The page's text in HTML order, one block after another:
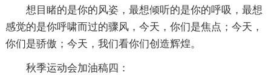
想目睹的是你的风姿，最想倾听的是你的呼吸，最想
感觉的是你呼啸而过的骤风，今天，你们是焦点；今天，
你们是骄傲；今天，我们看你们创造辉煌。
秋季运动会加油稿四：